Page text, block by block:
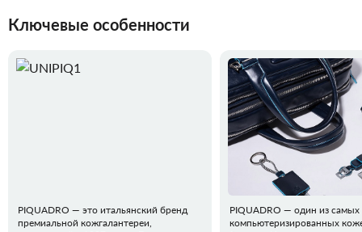
Ключевые особенности
PIQUADRO — это итальянский бренд
премиальной кожгалантереи,
PIQUADRO — один из самых
компьютеризированных